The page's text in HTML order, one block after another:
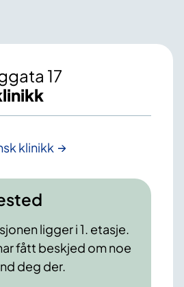
17
klinikk
ligger i 1. etasje.
fått beskjed om noe
deg der.